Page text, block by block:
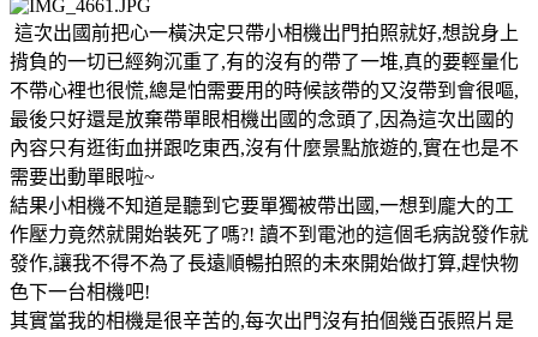
這次出國前把心一橫決定只帶小相機出門拍照就好,想說身上
揹負的一切已經夠沉重了,有的沒有的帶了一堆,真的要輕量化
不帶心裡也很慌,總是怕需要用的時候該帶的又沒帶到會很嘔,
最後只好還是放棄帶單眼相機出國的念頭了,因為這次出國的
內容只有逛街血拼跟吃東西,沒有什麼景點旅遊的,實在也是不
需要出動單眼啦~
結果小相機不知道是聽到它要單獨被帶出國,一想到龐大的工
作壓力竟然就開始裝死了嗎?! 讀不到電池的這個毛病說發作就
發作,讓我不得不為了長遠順暢拍照的未來開始做打算,趕快物
色下一台相機吧!
其實當我的相機是很辛苦的,每次出門沒有拍個幾百張照片是